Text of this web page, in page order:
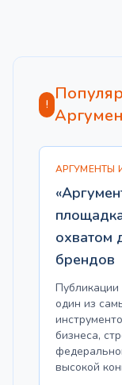
!
АРГУМЕНТЫ
охватом
брендов
один из
бизнеса,
высокой